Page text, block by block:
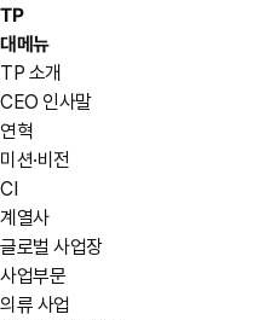
TP
대메뉴
TP 소개
CEO 인사말
연혁
미션·비전
CI
계열사
글로벌 사업장
사업부문
의류 사업